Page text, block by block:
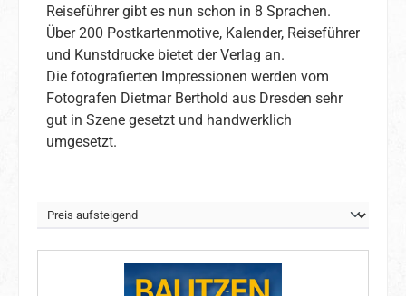
Reiseführer gibt es nun schon in 8 Sprachen.
Über 200 Postkartenmotive, Kalender, Reiseführer
und Kunstdrucke bietet der Verlag an.
Die fotografierten Impressionen werden vom
Fotografen Dietmar Berthold aus Dresden sehr
gut in Szene gesetzt und handwerklich
umgesetzt.